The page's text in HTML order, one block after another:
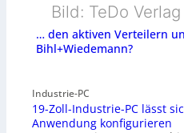
Bild: TeDo
… den aktiven Verteilern
Bihl+Wiedemann?
Industrie-PC
19-Zoll-Industrie-PC lässt
Anwendung konfigurieren